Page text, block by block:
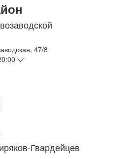
47/8
Гвардейцев